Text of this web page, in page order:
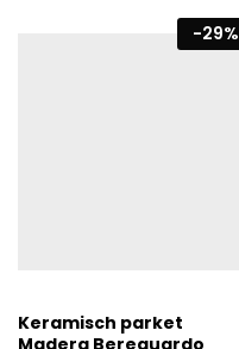
-29%
Keramisch parket
Madera Bereguardo